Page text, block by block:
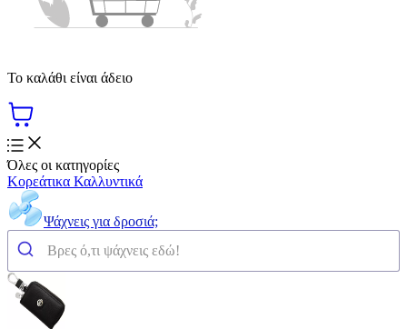
Το καλάθι είναι άδειο
Όλες οι κατηγορίες
Κορεάτικα Καλλυντικά
Ψάχνεις για δροσιά;